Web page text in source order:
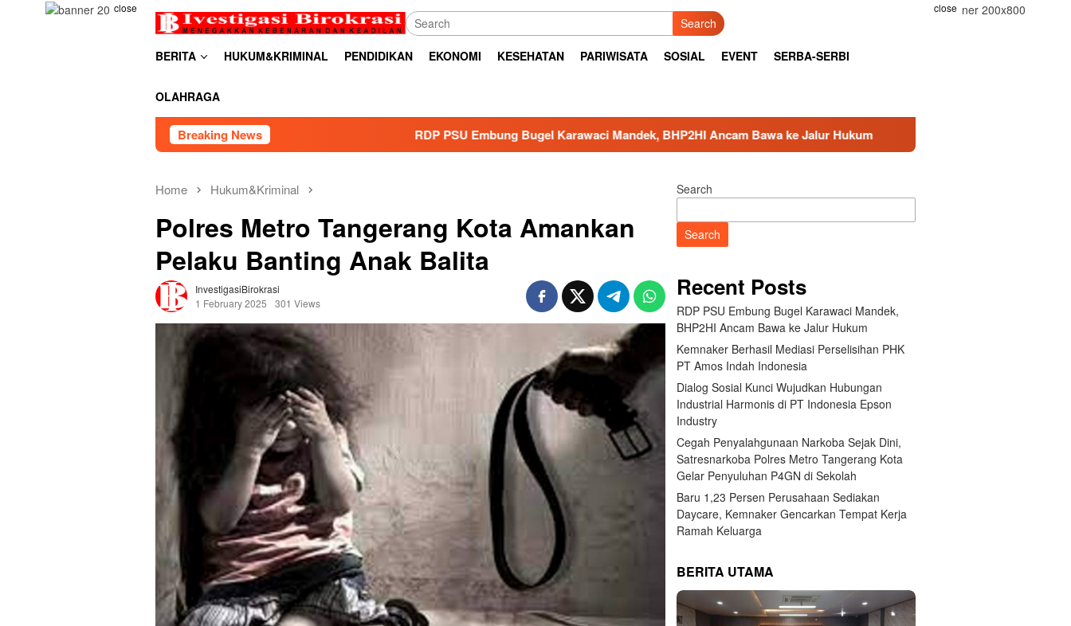
close close
Search
BERITA HUKUM&KRIMINAL PENDIDIKAN EKONOMI KESEHATAN PARIWISATA SOSIAL EVENT SERBA-SERBI
OLAHRAGA
Breaking News RDP PSU Embung Bugel Karawaci Mandek, BHP2HI Ancam Bawa ke Jalur Hukum Kemnaker Berhasil Mediasi Perselisihan PHK
Home Hukum&Kriminal
Polres Metro Tangerang Kota Amankan
Pelaku Banting Anak Balita
InvestigasiBirokrasi
1 February 2025
301 Views
Search
Search
Recent Posts
RDP PSU Embung Bugel Karawaci Mandek,
BHP2HI Ancam Bawa ke Jalur Hukum
Kemnaker Berhasil Mediasi Perselisihan PHK
PT Amos Indah Indonesia
Dialog Sosial Kunci Wujudkan Hubungan
Industrial Harmonis di PT Indonesia Epson
Industry
Cegah Penyalahgunaan Narkoba Sejak Dini,
Satresnarkoba Polres Metro Tangerang Kota
Gelar Penyuluhan P4GN di Sekolah
Baru 1,23 Persen Perusahaan Sediakan
Daycare, Kemnaker Gencarkan Tempat Kerja
Ramah Keluarga
BERITA UTAMA